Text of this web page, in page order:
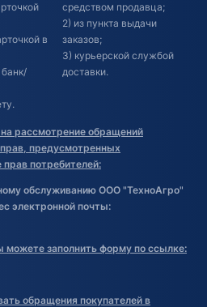
в
средством продавца;
2) из пункта выдачи
заказов;
3) курьерской службой
доставки.
рассмотрение обращений
предусмотренных
потребителей:
обслуживанию ООО "ТехноАгро"
электронной почты:
можете заполнить форму по ссылке:
обращения покупателей в